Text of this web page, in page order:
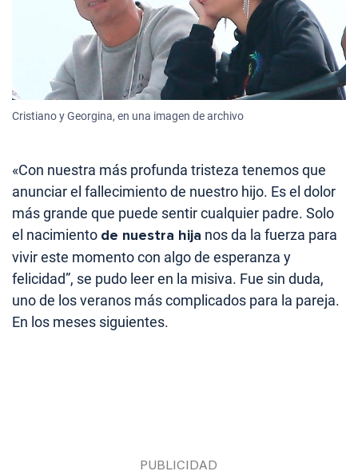
Cristiano y Georgina, en una imagen de archivo
«Con nuestra más profunda tristeza tenemos que
anunciar el fallecimiento de nuestro hijo. Es el dolor
más grande que puede sentir cualquier padre. Solo
el nacimiento de nuestra hija nos da la fuerza para
vivir este momento con algo de esperanza y
felicidad”, se pudo leer en la misiva. Fue sin duda,
uno de los veranos más complicados para la pareja.
En los meses siguientes.